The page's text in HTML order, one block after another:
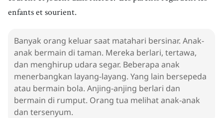
enfants et sourient.
Banyak orang keluar saat matahari bersinar. Anak-
anak bermain di taman. Mereka berlari, tertawa,
dan menghirup udara segar. Beberapa anak
menerbangkan layang-layang. Yang lain bersepeda
atau bermain bola. Anjing-anjing berlari dan
bermain di rumput. Orang tua melihat anak-anak
dan tersenyum.